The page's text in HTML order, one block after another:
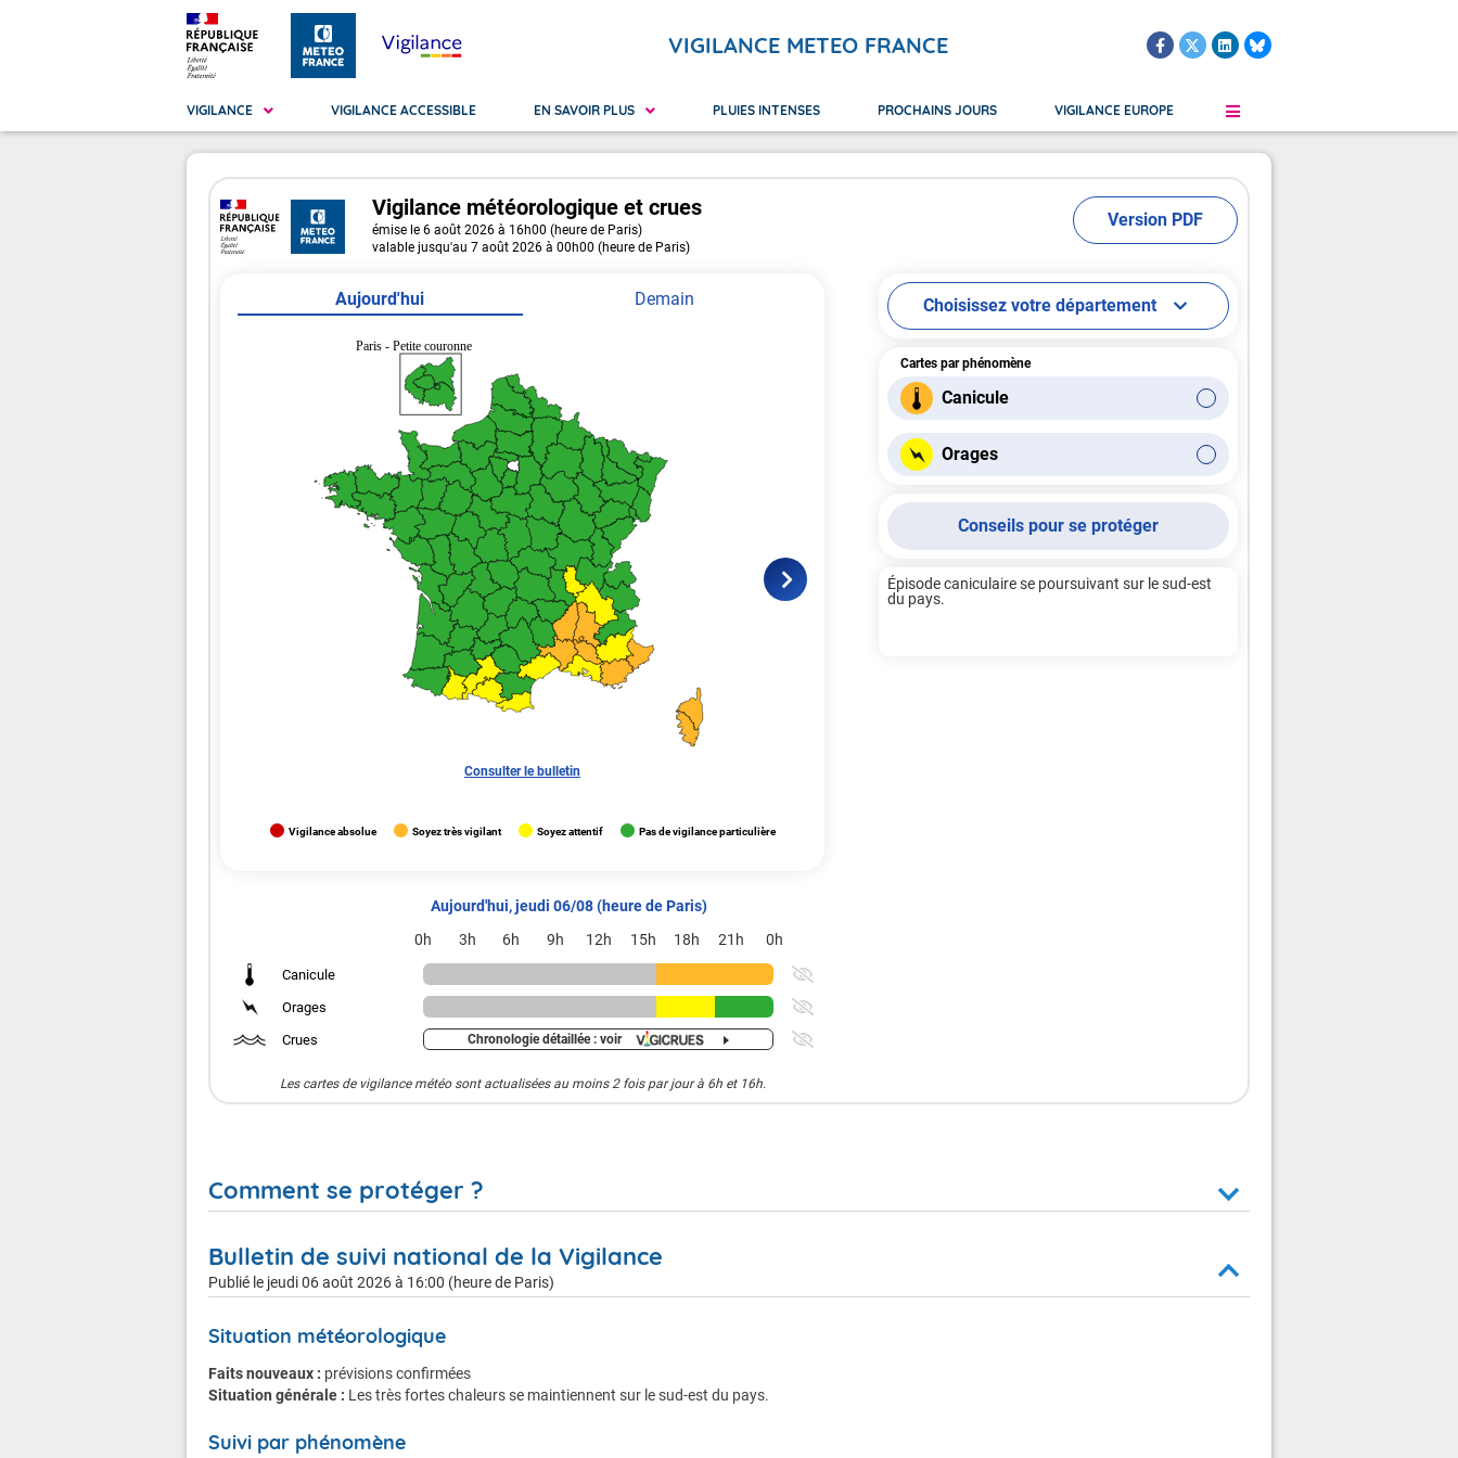
VIGILANCE METEO FRANCE
VIGILANCE
Métropole
La Réunion
Martinique
Saint-Martin, Saint-Barthélemy
VIGILANCE ACCESSIBLE EN SAVOIR PLUS
La Vigilance
Vigilance orange
Grand Froid
Vagues Submersion
PLUIES INTENSES PROCHAINS JOURS VIGILANCE EUROPE
Vigilance météorologique et crues Version PDF
émise le 6 août 2026 à 16h00 (heure de Paris)
valable jusqu'au 7 août 2026 à 00h00 (heure de Paris)
Aujourd'hui Demain
Paris - Petite couronne
Consulter le bulletin
Vigilance absolue Soyez très vigilant Soyez attentif Pas de vigilance particulière
Aujourd'hui, jeudi 06/08 (heure de Paris)
0h
3h 6h 9h 12h 15h 18h 21h 0h
Canicule
Orages
Crues
Chronologie détaillée : voir
Les cartes de vigilance météo sont actualisées au moins 2 fois par jour à 6h et 16h.
Choisissez votre département
Cartes par phénomène
Canicule
Orages
Conseils pour se protéger
Épisode caniculaire se poursuivant sur le sud-est
du pays.
Comment se protéger ?
Canicule
En cas de vigilance orange
Bulletin de suivi national de la Vigilance
Publié le jeudi 06 août 2026 à 16:00 (heure de Paris)
Situation météorologique
Faits nouveaux : prévisions confirmées
Situation générale : Les très fortes chaleurs se maintiennent sur le sud-est du pays.
Suivi par phénomène